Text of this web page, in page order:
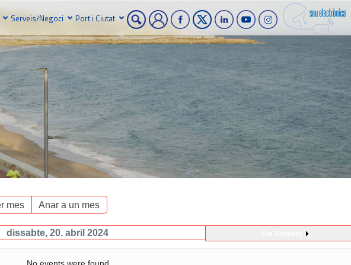
Serveis/Negoci Port i Ciutat
mes Anar a un mes
dissabte, 20. abril 2024